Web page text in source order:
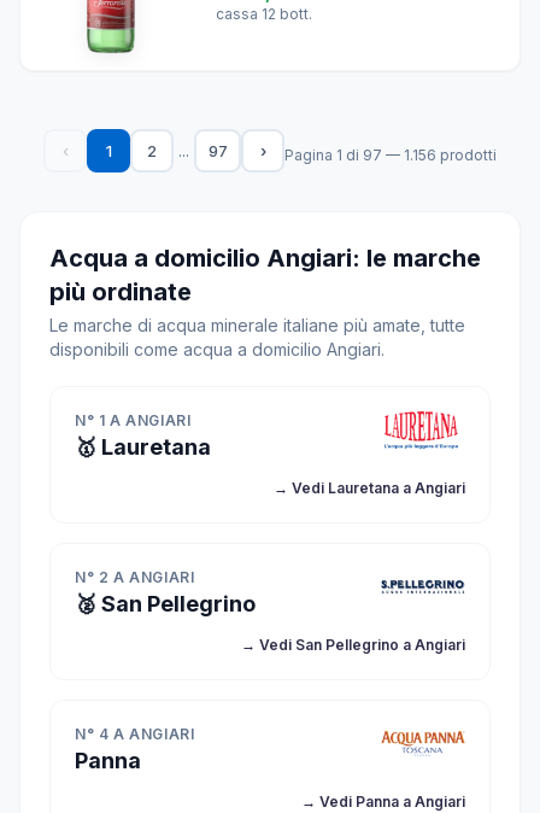
cassa 12 bott.
‹ 1 2 ... 97 › Pagina 1 di 97 — 1.156 prodotti
Acqua a domicilio Angiari: le marche
più ordinate
Le marche di acqua minerale italiane più amate, tutte
disponibili come acqua a domicilio Angiari.
N° 1 A ANGIARI
🥇 Lauretana
→ Vedi Lauretana a Angiari
N° 2 A ANGIARI
🥈 San Pellegrino
→ Vedi San Pellegrino a Angiari
N° 4 A ANGIARI
Panna
→ Vedi Panna a Angiari